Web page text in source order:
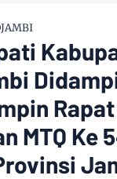
Rapat
MTQ Ke